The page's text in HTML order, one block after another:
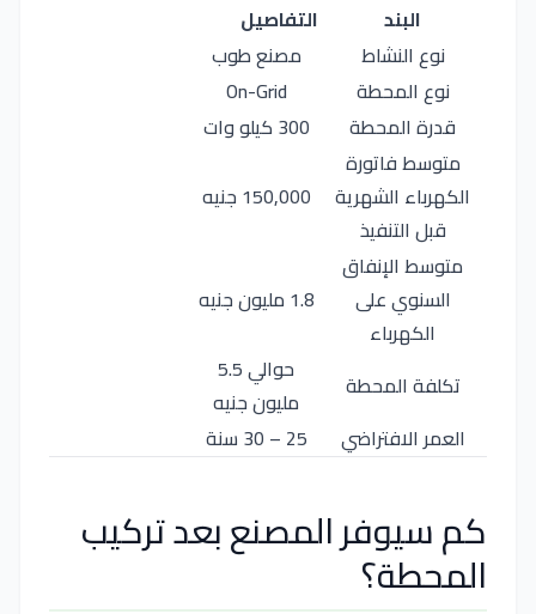
البند
التفاصيل
نوع النشاط
مصنع طوب
نوع المحطة
On-Grid
قدرة المحطة
300 كيلو وات
متوسط فاتورة
الكهرباء الشهرية
قبل التنفيذ
150,000 جنيه
متوسط الإنفاق
السنوي على
الكهرباء
1.8 مليون جنيه
تكلفة المحطة
حوالي 5.5
مليون جنيه
العمر الافتراضي
25 – 30 سنة
كم سيوفر المصنع بعد تركيب
المحطة؟